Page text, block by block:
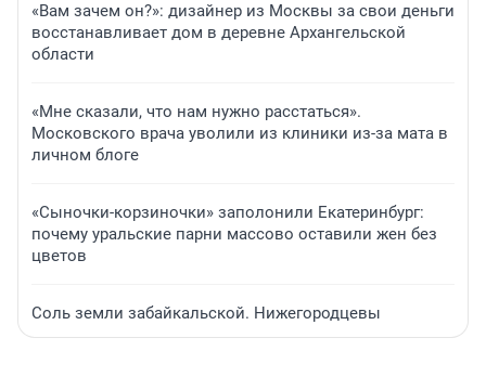
«Вам зачем он?»: дизайнер из Москвы за свои деньги
восстанавливает дом в деревне Архангельской
области
«Мне сказали, что нам нужно расстаться».
Московского врача уволили из клиники из-за мата в
личном блоге
«Сыночки-корзиночки» заполонили Екатеринбург:
почему уральские парни массово оставили жен без
цветов
Соль земли забайкальской. Нижегородцевы